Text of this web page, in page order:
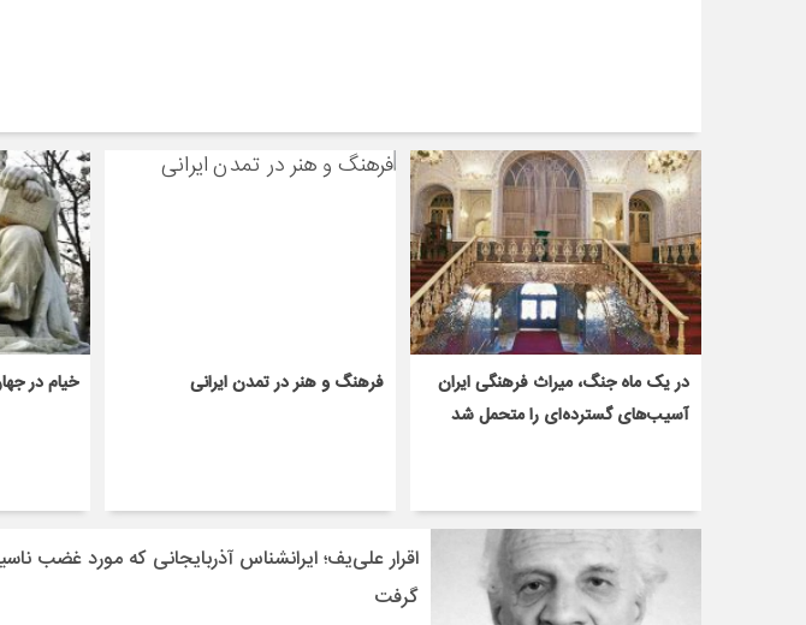
در یک ماه جنگ، میراث فرهنگی ایران
آسیب‌های گسترده‌ای را متحمل شد
فرهنگ و هنر در تمدن ایرانی خیام در
اقرار علی‌یف؛ ایرانشناس آذربایجانی که مورد غضب
گرفت